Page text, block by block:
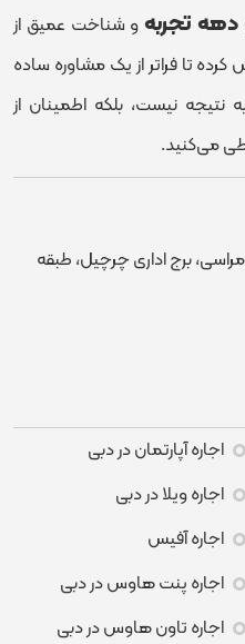
دهه تجربه و شناخت عمیق از
تا فراتر از یک مشاوره ساده
نیست، بلکه اطمینان از
می‌کنید.
برج اداری چرچیل، طبقه
اجاره آپارتمان در دبی
اجاره ویلا در دبی
اجاره آفیس
اجاره پنت هاوس در دبی
اجاره تاون هاوس در دبی